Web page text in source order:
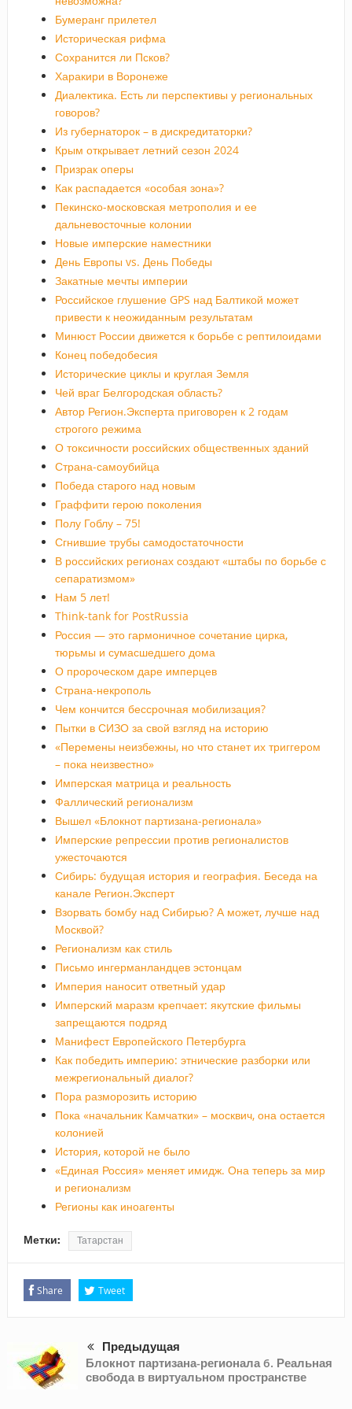
Бумеранг прилетел
Историческая рифма
Сохранится ли Псков?
Харакири в Воронеже
Диалектика. Есть ли перспективы у региональных
говоров?
Из губернаторок – в дискредитаторки?
Крым открывает летний сезон 2024
Призрак оперы
Как распадается «особая зона»?
Пекинско-московская метрополия и ее
дальневосточные колонии
Новые имперские наместники
День Европы vs. День Победы
Закатные мечты империи
Российское глушение GPS над Балтикой может
привести к неожиданным результатам
Минюст России движется к борьбе с рептилоидами
Конец победобесия
Исторические циклы и круглая Земля
Чей враг Белгородская область?
Автор Регион.Эксперта приговорен к 2 годам
строгого режима
О токсичности российских общественных зданий
Страна-самоубийца
Победа старого над новым
Граффити герою поколения
Полу Гоблу – 75!
Сгнившие трубы самодостаточности
В российских регионах создают «штабы по борьбе с
сепаратизмом»
Нам 5 лет!
Think-tank for PostRussia
Россия — это гармоничное сочетание цирка,
тюрьмы и сумасшедшего дома
О пророческом даре имперцев
Страна-некрополь
Чем кончится бессрочная мобилизация?
Пытки в СИЗО за свой взгляд на историю
«Перемены неизбежны, но что станет их триггером
– пока неизвестно»
Имперская матрица и реальность
Фаллический регионализм
Вышел «Блокнот партизана-регионала»
Имперские репрессии против регионалистов
ужесточаются
Сибирь: будущая история и география. Беседа на
канале Регион.Эксперт
Взорвать бомбу над Сибирью? А может, лучше над
Москвой?
Регионализм как стиль
Письмо ингерманландцев эстонцам
Империя наносит ответный удар
Имперский маразм крепчает: якутские фильмы
запрещаются подряд
Манифест Европейского Петербурга
Как победить империю: этнические разборки или
межрегиональный диалог?
Пора разморозить историю
Пока «начальник Камчатки» – москвич, она остается
колонией
История, которой не было
«Единая Россия» меняет имидж. Она теперь за мир
и регионализм
Регионы как иноагенты
Метки: Татарстан
Share Tweet
Предыдущая
Блокнот партизана-регионала 6. Реальная
свобода в виртуальном пространстве